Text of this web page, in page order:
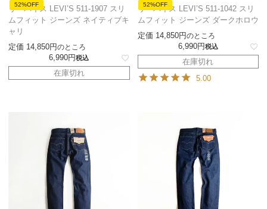
52%OFF
リーバイス LEVI’S 511-1907 スリ
ムフィット ジーンズ ネイティブキ
ャリ
定価 14,850 のところ
6,990 税込
在庫切れ
52%OFF
リーバイス LEVI’S 511-1042 スリ
ムフィット ジーンズ ダークホロウ
定価 14,850 のところ
6,990 税込
在庫切れ
5.00